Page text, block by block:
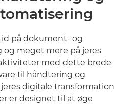
på dokument- og
meget mere på jeres
med dette brede
til håndtering og
digitale transformation
er designet til at øge